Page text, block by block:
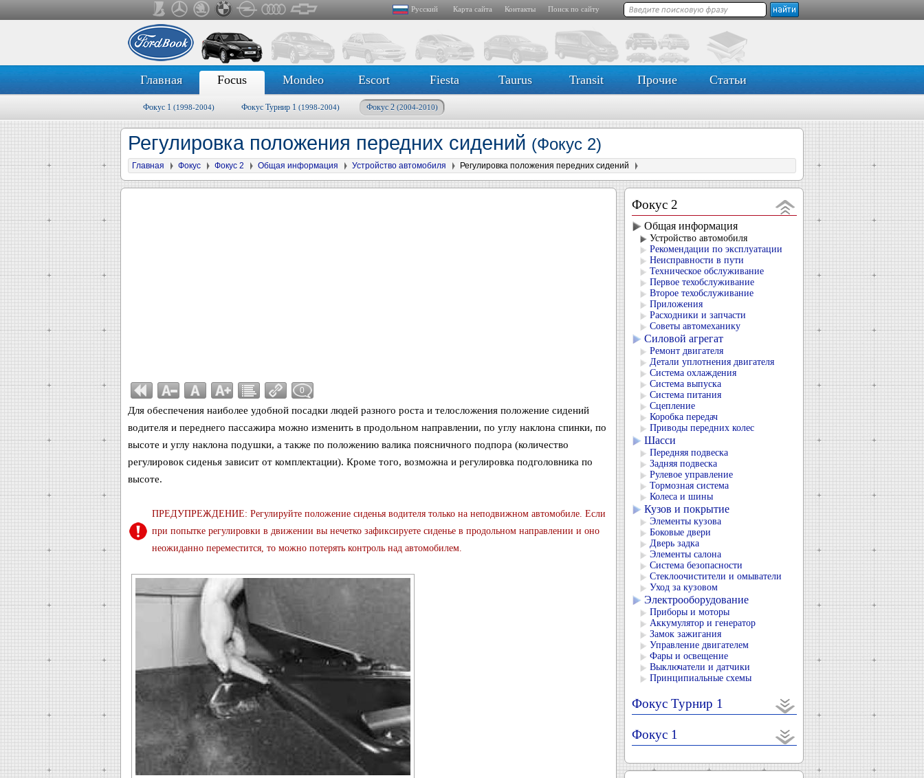
Русский Карта сайта Контакты Поиск по сайту
Главная Focus Mondeo Escort Fiesta Taurus Transit Прочие Статьи
Фокус 1 (1998-2004) Фокус Турнир 1 (1998-2004) Фокус 2 (2004-2010)
Регулировка положения передних сидений (Фокус 2)
Главная Фокус Фокус 2 Общая информация Устройство автомобиля Регулировка положения передних сидений
0
Для обеспечения наиболее удобной посадки людей разного роста и телосложения положение сидений
водителя и переднего пассажира можно изменить в продольном направлении, по углу наклона спинки, по
высоте и углу наклона подушки, а также по положению валика поясничного подпора (количество
регулировок сиденья зависит от комплектации). Кроме того, возможна и регулировка подголовника по
высоте.
ПРЕДУПРЕЖДЕНИЕ: Регулируйте положение сиденья водителя только на неподвижном автомобиле. Если
при попытке регулировки в движении вы нечетко зафиксируете сиденье в продольном направлении и оно
неожиданно переместится, то можно потерять контроль над автомобилем.
Фокус 2
Общая информация
Устройство автомобиля
Рекомендации по эксплуатации
Неисправности в пути
Техническое обслуживание
Первое техобслуживание
Второе техобслуживание
Приложения
Расходники и запчасти
Советы автомеханику
Силовой агрегат
Ремонт двигателя
Детали уплотнения двигателя
Система охлаждения
Система выпуска
Система питания
Сцепление
Коробка передач
Приводы передних колес
Шасси
Передняя подвеска
Задняя подвеска
Рулевое управление
Тормозная система
Колеса и шины
Кузов и покрытие
Элементы кузова
Боковые двери
Дверь задка
Элементы салона
Система безопасности
Стеклоочистители и омыватели
Уход за кузовом
Электрооборудование
Приборы и моторы
Аккумулятор и генератор
Замок зажигания
Управление двигателем
Фары и освещение
Выключатели и датчики
Принципиальные схемы
Фокус Турнир 1
Фокус 1